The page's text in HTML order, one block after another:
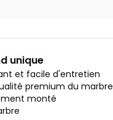
unique
et facile d'entretien
premium du marbre
monté